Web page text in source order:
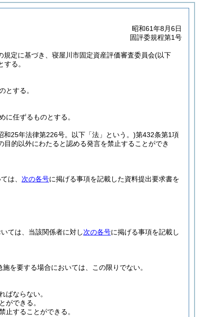
昭和61年8月6日
固評委規程第1号
規定に基づき、寝屋川市固定資産評価審査委員会(以下
る。
とする。
任ずるものとする。
和25年法律第226号。以下「法」という。)第432条第1項
的以外にわたると認める発言を禁止することができ
は、 次の各号に掲げる事項を記載した資料提出要求書を
ては、当該関係者に対し次の各号に掲げる事項を記載し
施を要する場合においては、この限りでない。
ばならない。
ができる。
することができる。